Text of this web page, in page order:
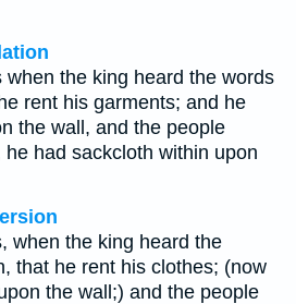
the king heard the words
rent his garments; and he
the wall, and the people
he had sackcloth within upon
when the king heard the
that he rent his clothes; (now
the wall;) and the people